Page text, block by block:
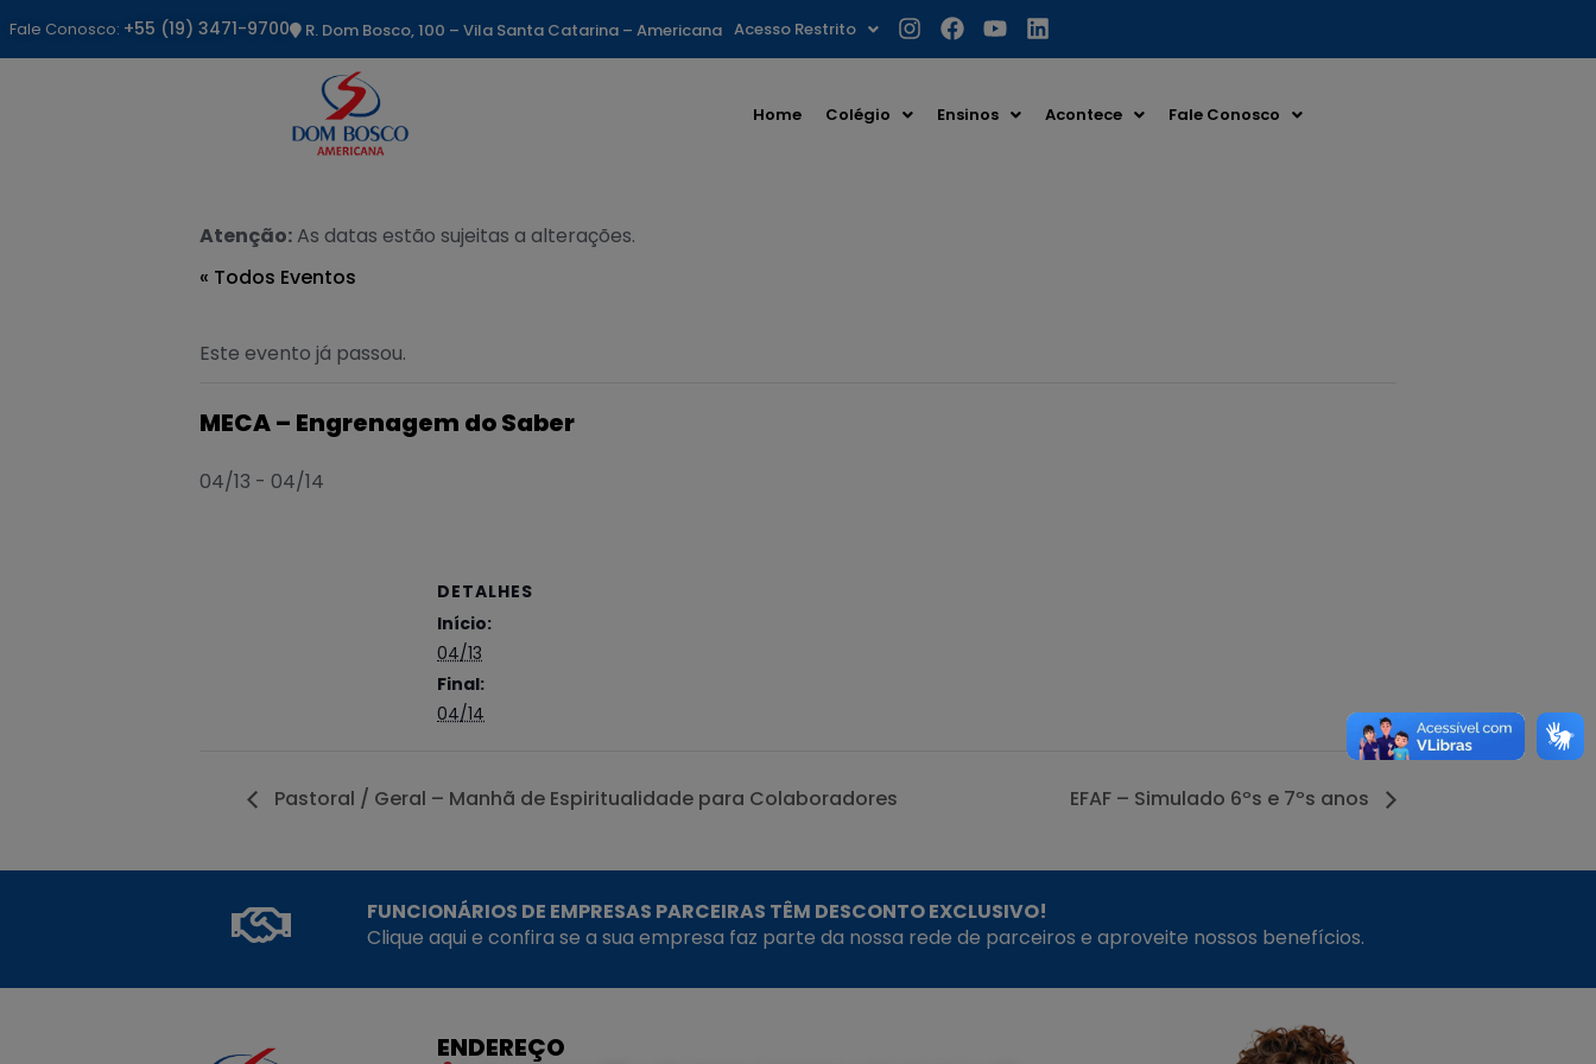
Fale Conosco: +55 (19) 3471-9700 R. Dom Bosco, 100 – Vila Santa Catarina – Americana Acesso Restrito
Home Colégio Ensinos Acontece Fale Conosco
Atenção:As datas estão sujeitas a alterações.
« Todos Eventos
Este evento já passou.
MECA – Engrenagem do Saber
04/13 - 04/14
DETALHES
Início:
04/13
Final:
04/14
Pastoral / Geral – Manhã de Espiritualidade para Colaboradores EFAF – Simulado 6ºs e 7ºs anos
FUNCIONÁRIOS DE EMPRESAS PARCEIRAS TÊM DESCONTO EXCLUSIVO!
Clique aqui e confira se a sua empresa faz parte da nossa rede de parceiros e aproveite nossos benefícios.
ENDEREÇO